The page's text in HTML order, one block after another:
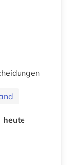
heute